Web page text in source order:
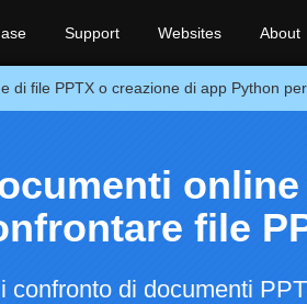
Support Websites About
di file PPTX o creazione di app Python
file
confronto di documenti